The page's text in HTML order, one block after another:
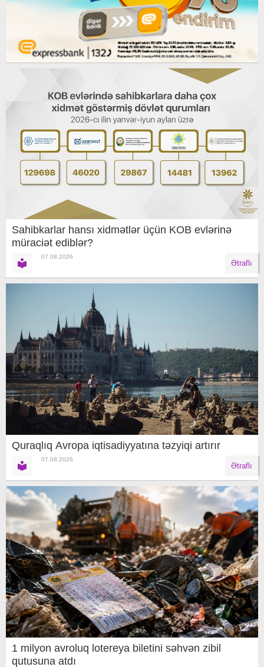
Sahibkarlar hansı xidmətlər üçün KOB evlərinə
müraciət ediblər?
07.08.2026
Ətraflı
Quraqlıq Avropa iqtisadiyyatına təzyiqi artırır
07.08.2026
Ətraflı
1 milyon avroluq lotereya biletini səhvən zibil
qutusuna atdı